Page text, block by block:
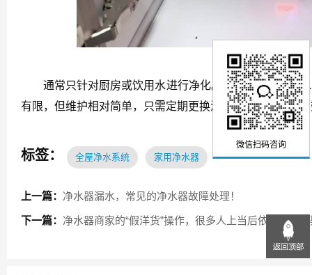
通常只针对厨房或饮用水进行净化。主要用于改善饮水
有限，但维护相对简单，只需定期更换滤芯即可，对于大
标签： 全屋净水系统 家用净水器
上一篇： 净水器漏水，常见的净水器故障处理！
下一篇： 净水器商家的“假洋货”操作，很多人上当后依然深信
微信扫码咨询